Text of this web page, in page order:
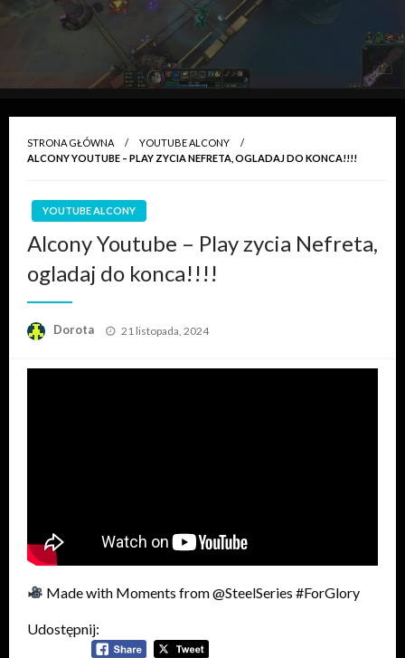
STRONA GŁÓWNA
YOUTUBE ALCONY
ALCONY YOUTUBE – PLAY ZYCIA NEFRETA, OGLADAJ DO KONCA!!!!
YOUTUBE ALCONY
Alcony Youtube – Play zycia Nefreta,
ogladaj do konca!!!!
Dorota
Opublikowane
21 listopada, 2024
Made with Moments from @SteelSeries #ForGlory
Udostępnij: